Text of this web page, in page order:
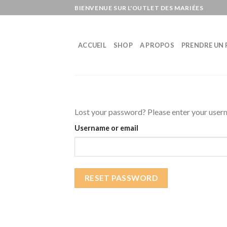
to
BIENVENUE SUR L'OUTLET DES MARIÉES
ACCUEIL SHOP A PROPOS PRENDRE UN
Lost your password? Please enter your
Username or email
RESET PASSWORD